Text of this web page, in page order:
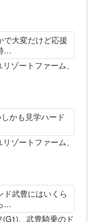
で大変だけど応援
...
ゾートファーム、
かも見学ハード
ゾートファーム、
ド武豊にはいくら
...
(G1)、武豊騎乗のド